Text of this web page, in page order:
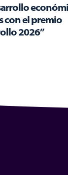
con el premio
2026”